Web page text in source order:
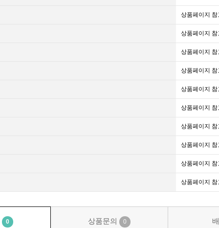
상품페이지 참
상품페이지 참
상품페이지 참
상품페이지 참
상품페이지 참
상품페이지 참
상품페이지 참
상품페이지 참
상품페이지 참
상품페이지 참
0 상품문의 0